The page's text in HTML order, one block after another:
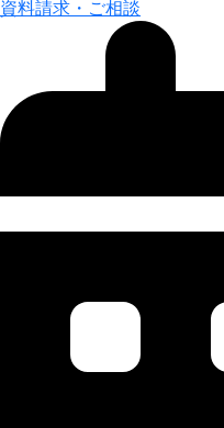
資料請求・ご相談